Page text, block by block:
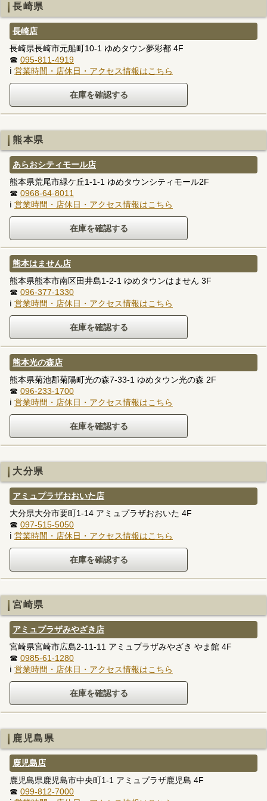
長崎県
長崎店
長崎県長崎市元船町10-1 ゆめタウン夢彩都 4F
☎ 095-811-4919
ℹ 営業時間・店休日・アクセス情報はこちら
熊本県
あらおシティモール店
熊本県荒尾市緑ケ丘1-1-1 ゆめタウンシティモール2F
☎ 0968-64-8011
ℹ 営業時間・店休日・アクセス情報はこちら
熊本はません店
熊本県熊本市南区田井島1-2-1 ゆめタウンはません 3F
☎ 096-377-1330
ℹ 営業時間・店休日・アクセス情報はこちら
熊本光の森店
熊本県菊池郡菊陽町光の森7-33-1 ゆめタウン光の森 2F
☎ 096-233-1700
ℹ 営業時間・店休日・アクセス情報はこちら
大分県
アミュプラザおおいた店
大分県大分市要町1-14 アミュプラザおおいた 4F
☎ 097-515-5050
ℹ 営業時間・店休日・アクセス情報はこちら
宮崎県
アミュプラザみやざき店
宮崎県宮崎市広島2-11-11 アミュプラザみやざき やま館 4F
☎ 0985-61-1280
ℹ 営業時間・店休日・アクセス情報はこちら
鹿児島県
鹿児島店
鹿児島県鹿児島市中央町1-1 アミュプラザ鹿児島 4F
☎ 099-812-7000